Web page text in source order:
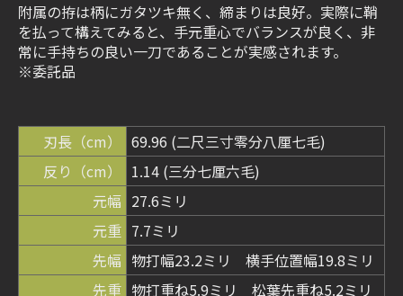
附属の拵は柄にガタツキ無く、締まりは良好。実際に鞘
を払って構えてみると、手元重心でバランスが良く、非
常に手持ちの良い一刀であることが実感されます。
※委託品
刃長（cm）
69.96 (二尺三寸零分八厘七毛)
反り（cm）
1.14 (三分七厘六毛)
元幅 27.6ミリ
元重 7.7ミリ
先幅 物打幅23.2ミリ 横手位置幅19.8ミリ
先重 物打重ね5.9ミリ 松葉先重ね5.2ミリ